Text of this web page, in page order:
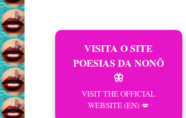
VISITA O SITE
POESIAS DA NONÔ
🦋
VISIT THE OFFICIAL
WEBSITE (EN) 💋